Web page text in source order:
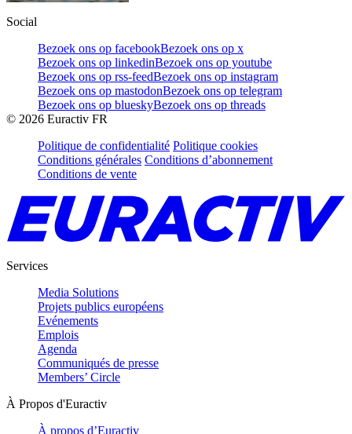
Social
Bezoek ons op facebookBezoek ons op x
Bezoek ons op linkedinBezoek ons op youtube
Bezoek ons op rss-feedBezoek ons op instagram
Bezoek ons op mastodonBezoek ons op telegram
Bezoek ons op blueskyBezoek ons op threads
© 2026 Euractiv FR
Politique de confidentialité Politique cookies
Conditions générales Conditions d’abonnement
Conditions de vente
Services
Media Solutions
Projets publics européens
Evénements
Emplois
Agenda
Communiqués de presse
Members’ Circle
À Propos d'Euractiv
À propos d’Euractiv